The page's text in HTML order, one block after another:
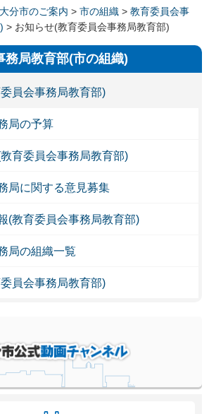
大分市のご案内 > 市の組織 > 教育委員会事
> お知らせ(教育委員会事務局教育部)
務局教育部(市の組織)
員会事務局教育部)
局の予算
育委員会事務局教育部)
局に関する意見募集
(教育委員会事務局教育部)
局の組織一覧
員会事務局教育部)